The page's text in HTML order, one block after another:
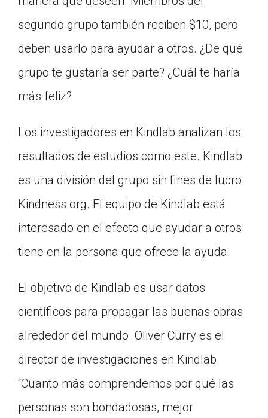
segundo grupo también reciben $10, pero
deben usarlo para ayudar a otros. ¿De qué
grupo te gustaría ser parte? ¿Cuál te haría
más feliz?
Los investigadores en Kindlab analizan los
resultados de estudios como este. Kindlab
es una división del grupo sin fines de lucro
Kindness.org. El equipo de Kindlab está
interesado en el efecto que ayudar a otros
tiene en la persona que ofrece la ayuda.
El objetivo de Kindlab es usar datos
científicos para propagar las buenas obras
alrededor del mundo. Oliver Curry es el
director de investigaciones en Kindlab.
“Cuanto más comprendemos por qué las
personas son bondadosas, mejor
Choose an action. Options might include
creating an assignment or asking a question.